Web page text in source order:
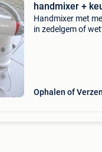
Handmixer met
in zedelgem of
Ophalen of